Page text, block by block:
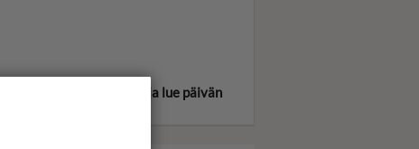
Valitse oma tähtimerkkisi ja lue päivän